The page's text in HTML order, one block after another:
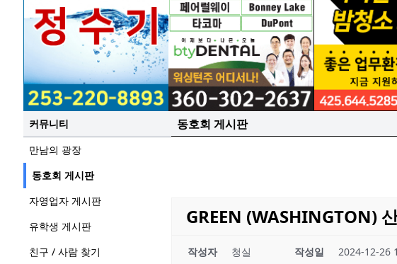
커뮤니티
만남의 광장
동호회 게시판
자영업자 게시판
유학생 게시판
친구 / 사람 찾기
동호회 게시판
GREEN (WASHINGTON)
작성자 청실 작성일 2024-12-26